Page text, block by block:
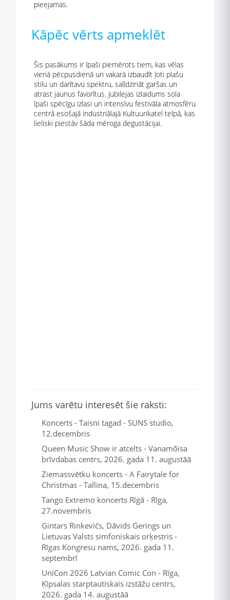
pieejamas.
Kāpēc vērts apmeklēt
Šis pasākums ir īpaši piemērots tiem, kas vēlas
vienā pēcpusdienā un vakarā izbaudīt ļoti plašu
stilu un darītavu spektru, salīdzināt garšas un
atrast jaunus favorītus. Jubilejas izlaidums sola
īpaši spēcīgu izlasi un intensīvu festivāla atmosfēru
centrā esošajā industriālajā Kultuurikatel telpā, kas
lieliski piestāv šāda mēroga degustācijai.
Jums varētu interesēt šie raksti:
Koncerts - Taisni tagad - SUNS studio,
12.decembris
Queen Music Show ir atcelts - Vanamõisa
brīvdabas centrs, 2026. gada 11. augustāā
Ziemassvētku koncerts - A Fairytale for
Christmas - Tallina, 15.decembris
Tango Extremo koncerts Rīgā - Rīga,
27.novembris
Gintars Rinkevičs, Dāvids Gerings un
Lietuvas Valsts simfoniskais orķestris -
Rīgas Kongresu nams, 2026. gada 11.
septembrī
UniCon 2026 Latvian Comic Con - Rīga,
Ķīpsalas starptautiskais izstāžu centrs,
2026. gada 14. augustāā